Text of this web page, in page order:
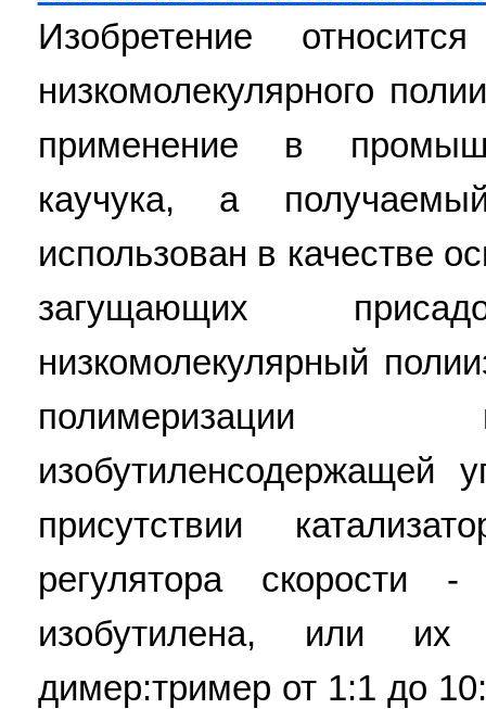
Изобретение
низкомолекулярного
применение в
каучука, а
использован в качестве
загущающих
низкомолекулярный
полимеризации
изобутиленсодержащей
присутствии
регулятора скорости
изобутилена, или
димер:тример от 1:1 до